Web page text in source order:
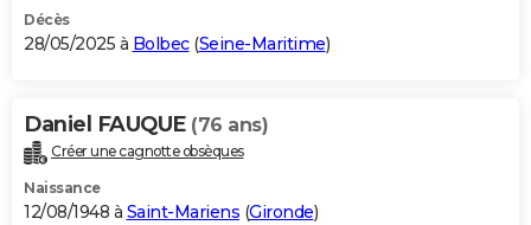
Décès
28/05/2025 à Bolbec(Seine-Maritime)
Daniel FAUQUE (76 ans)
Créer une cagnotte obsèques
Naissance
12/08/1948 à Saint-Mariens (Gironde)